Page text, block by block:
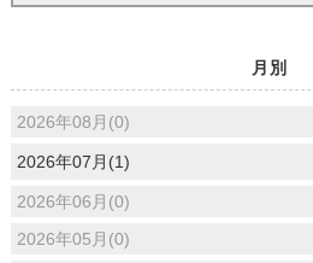
月別
2026年08月(0)
2026年07月(1)
2026年06月(0)
2026年05月(0)